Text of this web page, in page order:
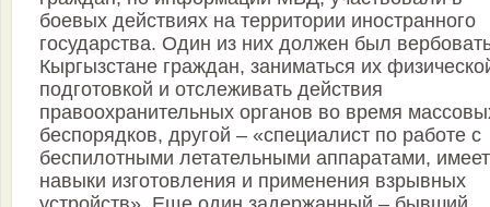
боевых действиях на территории иностранного
государства. Один из них должен был
Кыргызстане граждан, заниматься их
подготовкой и отслеживать действия
правоохранительных органов во время
беспорядков, другой – «специалист по работе с
беспилотными летательными аппаратами, имеет
навыки изготовления и применения взрывных